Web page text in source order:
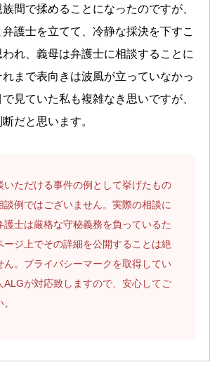
間で揉めることになったのですが、
護士を立てて、冷静な採決を下すこ
れ、義母は弁護士に相談することに
れまで表向きは波風が立っていなかっ
見ていた私も複雑なき思いですが、
だと思います。
いただける事件の例として挙げたもの
談例ではございません。実際の相談に
護士は厳格な守秘義務を負っているた
ージ上でその詳細を公開することは絶
ん。プライバシーマークを取得してい
ALGが対応致しますので、安心してご